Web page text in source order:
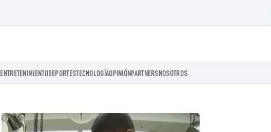
ENTRETENIMIENTODEPORTESTECNOLOGÍAOPINIÓNPARTNERSNOSOTROS